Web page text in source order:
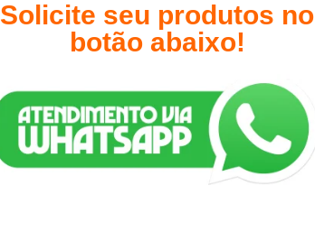
Solicite seu produtos no
botão abaixo!